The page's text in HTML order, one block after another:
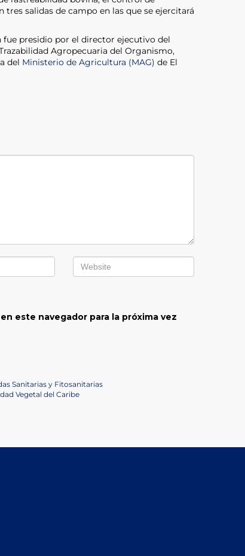
salidas de campo en las que se ejercitará
presidio por el director ejecutivo del
Agropecuaria del Organismo,
del Ministerio de Agricultura (MAG) de El
este navegador para la próxima vez
Sanitarias y Fitosanitarias
Vegetal del Caribe